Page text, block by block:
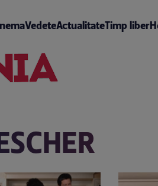
VedeteActualitateTimp liber